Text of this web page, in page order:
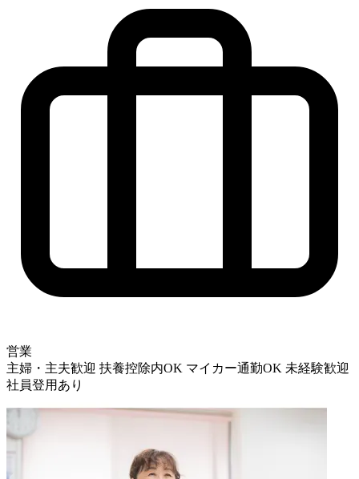
営業
主婦・主夫歓迎 扶養控除内OK マイカー通勤OK 未経験歓迎
社員登用あり